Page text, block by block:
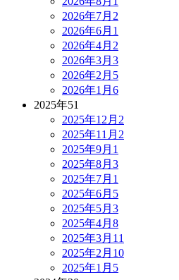
2026年7月 2
2026年6月 1
2026年4月 2
2026年3月 3
2026年2月 5
2026年1月 6
2025年51
2025年12月 2
2025年11月 2
2025年9月 1
2025年8月 3
2025年7月 1
2025年6月 5
2025年5月 3
2025年4月 8
2025年3月 11
2025年2月 10
2025年1月 5